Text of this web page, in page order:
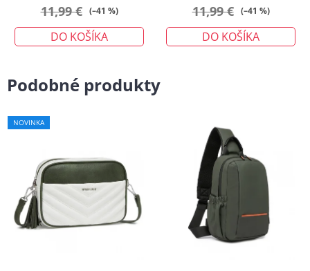
11,99 € (–41 %)
DO KOŠÍKA
11,99 € (–41 %)
DO KOŠÍKA
Podobné produkty
NOVINKA